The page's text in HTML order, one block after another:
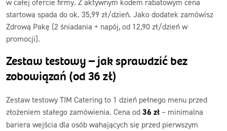
w całej ofercie firmy. Z aktywnym kodem rabatowym cena
startowa spada do ok. 35,99 zł/dzień. Jako dodatek zamówisz
Zdrową Pakę (2 śniadania + napój, od 12,90 zł/dzień w
promocji).
Zestaw testowy – jak sprawdzić bez
zobowiązań (od 36 zł)
Zestaw testowy TIM Catering to 1 dzień pełnego menu przed
złożeniem stałego zamówienia. Cena od 36 zł – minimalna
bariera wejścia dla osób wahających się przed pierwszym